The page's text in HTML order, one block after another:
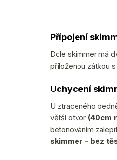
Přípojení
Dole skimmer má
přiloženou zátkou
Uchycení
U ztraceného
větší otvor (40cm
betonováním
skimmer - bez